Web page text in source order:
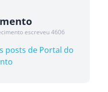
escreveu 4606
posts de Portal do